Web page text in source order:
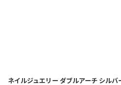
ネイルジュエリー ダブルアーチ シルバ